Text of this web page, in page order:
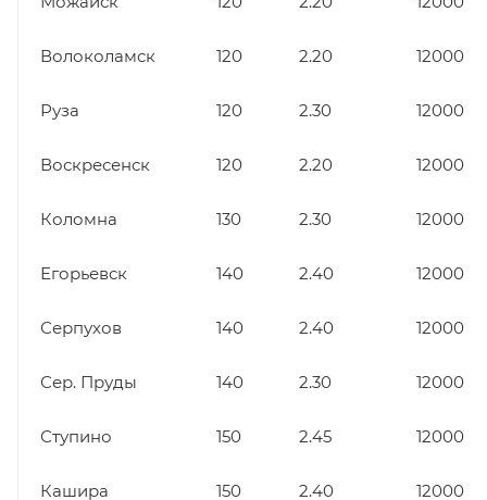
Волоколамск 120 2.20 12000
Руза 120 2.30 12000
Воскресенск 120 2.20 12000
Коломна 130 2.30 12000
Егорьевск 140 2.40 12000
Серпухов 140 2.40 12000
Сер. Пруды 140 2.30 12000
Ступино 150 2.45 12000
Кашира 150 2.40 12000